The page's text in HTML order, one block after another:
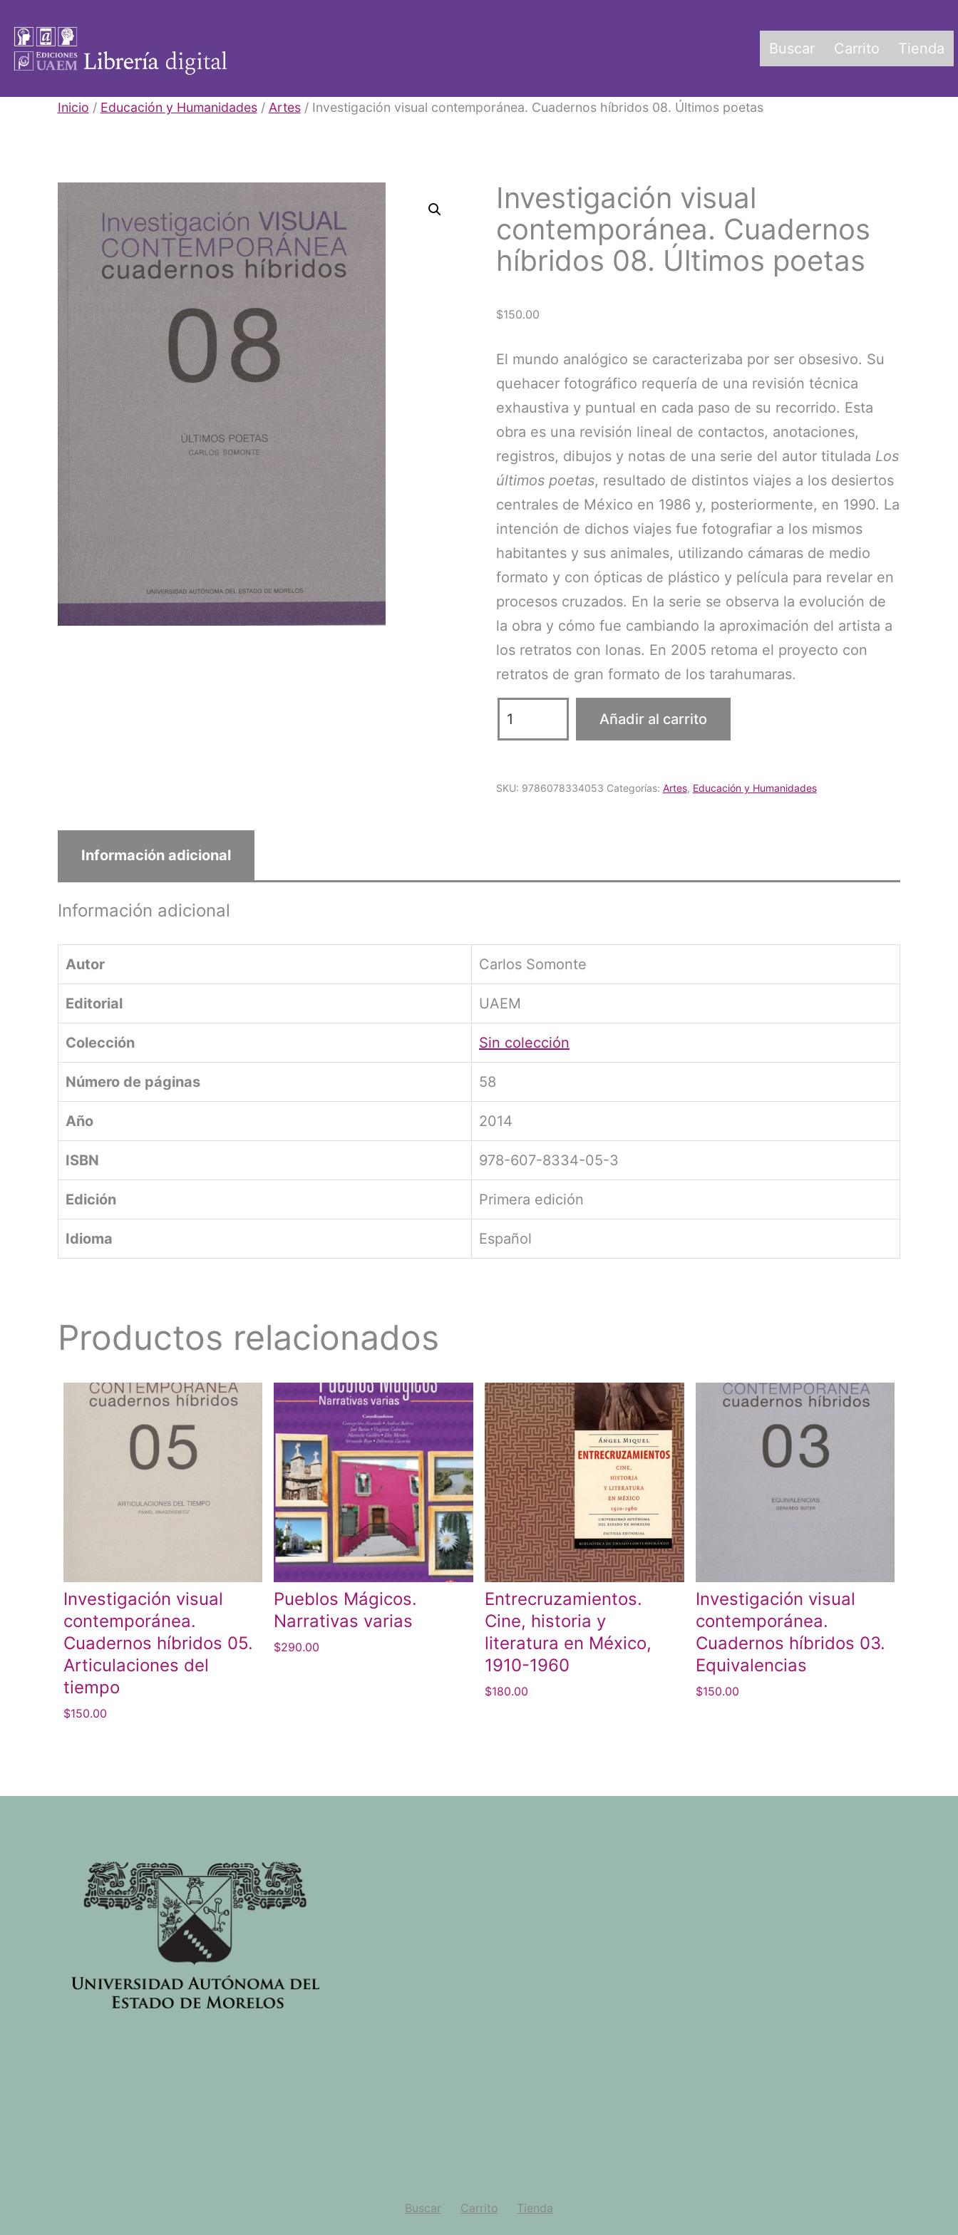
contenido
Libros
Buscar Carrito Tienda
Inicio / Educación y Humanidades/ Artes/ Investigación visual contemporánea. Cuadernos híbridos 08. Últimos poetas
Investigación visual
contemporánea. Cuadernos
híbridos 08. Últimos poetas
$150.00
El mundo analógico se caracterizaba por ser obsesivo. Su
quehacer fotográfico requería de una revisión técnica
exhaustiva y puntual en cada paso de su recorrido. Esta
obra es una revisión lineal de contactos, anotaciones,
registros, dibujos y notas de una serie del autor titulada Los
últimos poetas, resultado de distintos viajes a los desiertos
centrales de México en 1986 y, posteriormente, en 1990. La
intención de dichos viajes fue fotografiar a los mismos
habitantes y sus animales, utilizando cámaras de medio
formato y con ópticas de plástico y película para revelar en
procesos cruzados. En la serie se observa la evolución de
la obra y cómo fue cambiando la aproximación del artista a
los retratos con lonas. En 2005 retoma el proyecto con
retratos de gran formato de los tarahumaras.
visual
híbridos
cantidad
Añadir al carrito
SKU: 9786078334053 Categorías: Artes, Educación y Humanidades
Información adicional
Información adicional
Autor Carlos Somonte
Editorial UAEM
Colección Sin colección
Número de páginas 58
Año 2014
ISBN 978-607-8334-05-3
Edición Primera edición
Idioma Español
Productos relacionados
Investigación visual
contemporánea.
Cuadernos híbridos 05.
Articulaciones del
tiempo
$150.00
Pueblos Mágicos.
Narrativas varias
$290.00
Entrecruzamientos.
Cine, historia y
literatura en México,
1910-1960
$180.00
Investigación visual
contemporánea.
Cuadernos híbridos 03.
Equivalencias
$150.00
Buscar Carrito Tienda